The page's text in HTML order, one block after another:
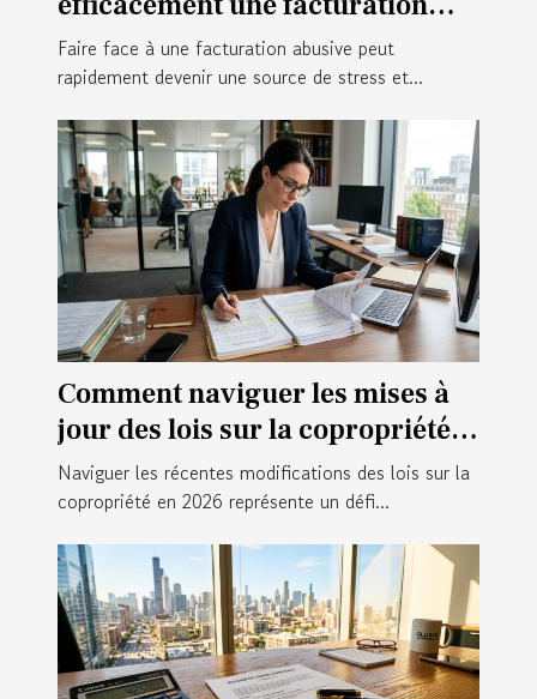
abusive
Faire face à une facturation abusive peut
rapidement devenir une source de stress et...
Comment naviguer les mises à
jour des lois sur la copropriété
en 2026 ?
Naviguer les récentes modifications des lois sur la
copropriété en 2026 représente un défi...